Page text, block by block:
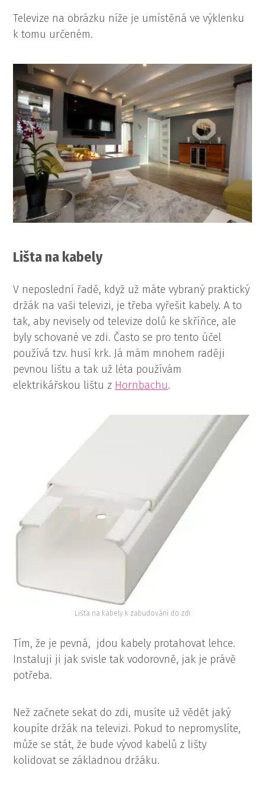
Televize na obrázku níže je umístěná ve výklenku
k tomu určeném.
Lišta na kabely
V neposlední řadě, když už máte vybraný praktický
držák na vaši televizi, je třeba vyřešit kabely. A to
tak, aby nevisely od televize dolů ke skříňce, ale
byly schované ve zdi. Často se pro tento účel
používá tzv. husí krk. Já mám mnohem raději
pevnou lištu a tak už léta používám
elektrikářskou lištu z Hornbachu.
Lišta na kabely k zabudování do zdi
Tím, že je pevná, jdou kabely protahovat lehce.
Instaluji ji jak svisle tak vodorovně, jak je právě
potřeba.
Než začnete sekat do zdi, musíte už vědět jaký
koupíte držák na televizi. Pokud to nepromyslíte,
může se stát, že bude vývod kabelů z lišty
kolidovat se základnou držáku.